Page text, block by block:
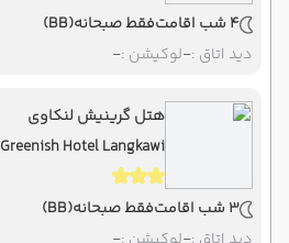
4 شب اقامت فقط صبحانه(BB)
دید اتاق :-لوکیشن :-
هتل گرینیش لنکاوی
Greenish Hotel Langkawi
3 شب اقامت فقط صبحانه(BB)